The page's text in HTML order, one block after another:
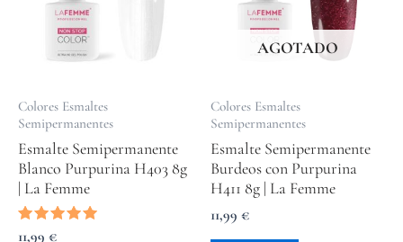
Colores Esmaltes
Semipermanentes
Esmalte Semipermanente
Blanco Purpurina H403 8g
| La Femme
Valorado
11,99 €
AGOTADO
Colores Esmaltes
Semipermanentes
Esmalte Semipermanente
Burdeos con Purpurina
H411 8g | La Femme
11,99 €